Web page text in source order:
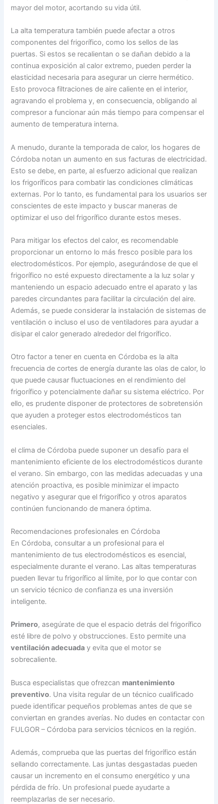
mayor del motor, acortando su vida útil.
La alta temperatura también puede afectar a otros
componentes del frigorífico, como los sellos de las
puertas. Si estos se recalientan o se dañan debido a la
continua exposición al calor extremo, pueden perder la
elasticidad necesaria para asegurar un cierre hermético.
Esto provoca filtraciones de aire caliente en el interior,
agravando el problema y, en consecuencia, obligando al
compresor a funcionar aún más tiempo para compensar el
aumento de temperatura interna.
A menudo, durante la temporada de calor, los hogares de
Córdoba notan un aumento en sus facturas de electricidad.
Esto se debe, en parte, al esfuerzo adicional que realizan
los frigoríficos para combatir las condiciones climáticas
externas. Por lo tanto, es fundamental para los usuarios ser
conscientes de este impacto y buscar maneras de
optimizar el uso del frigorífico durante estos meses.
Para mitigar los efectos del calor, es recomendable
proporcionar un entorno lo más fresco posible para los
electrodomésticos. Por ejemplo, asegurándose de que el
frigorífico no esté expuesto directamente a la luz solar y
manteniendo un espacio adecuado entre el aparato y las
paredes circundantes para facilitar la circulación del aire.
Además, se puede considerar la instalación de sistemas de
ventilación o incluso el uso de ventiladores para ayudar a
disipar el calor generado alrededor del frigorífico.
Otro factor a tener en cuenta en Córdoba es la alta
frecuencia de cortes de energía durante las olas de calor, lo
que puede causar fluctuaciones en el rendimiento del
frigorífico y potencialmente dañar su sistema eléctrico. Por
ello, es prudente disponer de protectores de sobretensión
que ayuden a proteger estos electrodomésticos tan
esenciales.
el clima de Córdoba puede suponer un desafío para el
mantenimiento eficiente de los electrodomésticos durante
el verano. Sin embargo, con las medidas adecuadas y una
atención proactiva, es posible minimizar el impacto
negativo y asegurar que el frigorífico y otros aparatos
continúen funcionando de manera óptima.
Recomendaciones profesionales en Córdoba
En Córdoba, consultar a un profesional para el
mantenimiento de tus electrodomésticos es esencial,
especialmente durante el verano. Las altas temperaturas
pueden llevar tu frigorífico al límite, por lo que contar con
un servicio técnico de confianza es una inversión
inteligente.
Primero, asegúrate de que el espacio detrás del frigorífico
esté libre de polvo y obstrucciones. Esto permite una
ventilación adecuada y evita que el motor se
sobrecaliente.
Busca especialistas que ofrezcan mantenimiento
preventivo. Una visita regular de un técnico cualificado
puede identificar pequeños problemas antes de que se
conviertan en grandes averías. No dudes en contactar con
FULGOR – Córdoba para servicios técnicos en la región.
Además, comprueba que las puertas del frigorífico están
sellando correctamente. Las juntas desgastadas pueden
causar un incremento en el consumo energético y una
pérdida de frío. Un profesional puede ayudarte a
reemplazarlas de ser necesario.